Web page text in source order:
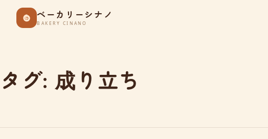
ベーカリーシナノ
BAKERY CINANO
タグ: 成り立ち